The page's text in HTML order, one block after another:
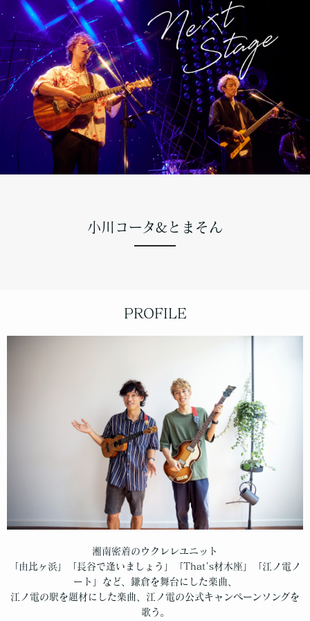
小川コータ&とまそん
PROFILE
湘南密着のウクレレユニット
「由比ヶ浜」「長谷で逢いましょう」「That's材木座」「江ノ電ノ
ート」など、鎌倉を舞台にした楽曲、
江ノ電の駅を題材にした楽曲、江ノ電の公式キャンペーンソングを
歌う。